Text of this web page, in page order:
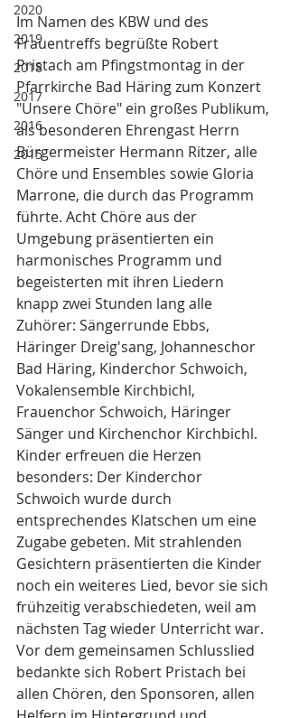
2020
2019
2018
2017
2016
2015
Im Namen des KBW und des
Frauentreffs begrüßte Robert
Pristach am Pfingstmontag in der
Pfarrkirche Bad Häring zum Konzert
"Unsere Chöre" ein großes Publikum,
als besonderen Ehrengast Herrn
Bürgermeister Hermann Ritzer, alle
Chöre und Ensembles sowie Gloria
Marrone, die durch das Programm
führte. Acht Chöre aus der
Umgebung präsentierten ein
harmonisches Programm und
begeisterten mit ihren Liedern
knapp zwei Stunden lang alle
Zuhörer: Sängerrunde Ebbs,
Häringer Dreig'sang, Johanneschor
Bad Häring, Kinderchor Schwoich,
Vokalensemble Kirchbichl,
Frauenchor Schwoich, Häringer
Sänger und Kirchenchor Kirchbichl.
Kinder erfreuen die Herzen
besonders: Der Kinderchor
Schwoich wurde durch
entsprechendes Klatschen um eine
Zugabe gebeten. Mit strahlenden
Gesichtern präsentierten die Kinder
noch ein weiteres Lied, bevor sie sich
frühzeitig verabschiedeten, weil am
nächsten Tag wieder Unterricht war.
Vor dem gemeinsamen Schlusslied
bedankte sich Robert Pristach bei
allen Chören, den Sponsoren, allen